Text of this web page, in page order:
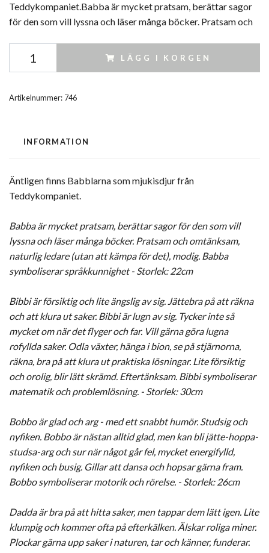
Teddykompaniet.Babba är mycket pratsam, berättar sagor
för den som vill lyssna och läser många böcker. Pratsam och
LÄGG I KORGEN
Artikelnummer: 746
INFORMATION
Äntligen finns Babblarna som mjukisdjur från
Teddykompaniet.
Babba är mycket pratsam, berättar sagor för den som vill
lyssna och läser många böcker. Pratsam och omtänksam,
naturlig ledare (utan att kämpa för det), modig. Babba
symboliserar språkkunnighet - Storlek: 22cm
Bibbi är försiktig och lite ängslig av sig. Jättebra på att räkna
och att klura ut saker. Bibbi är lugn av sig. Tycker inte så
mycket om när det flyger och far. Vill gärna göra lugna
rofyllda saker. Odla växter, hänga i bion, se på stjärnorna,
räkna, bra på att klura ut praktiska lösningar. Lite försiktig
och orolig, blir lätt skrämd. Eftertänksam. Bibbi symboliserar
matematik och problemlösning. - Storlek: 30cm
Bobbo är glad och arg - med ett snabbt humör. Studsig och
nyfiken. Bobbo är nästan alltid glad, men kan bli jätte-hoppa-
studsa-arg och sur när något går fel, mycket energifylld,
nyfiken och busig. Gillar att dansa och hopsar gärna fram.
Bobbo symboliserar motorik och rörelse. - Storlek: 26cm
Dadda är bra på att hitta saker, men tappar dem lätt igen. Lite
klumpig och kommer ofta på efterkälken. Älskar roliga miner.
Plockar gärna upp saker i naturen, tar och känner, funderar.